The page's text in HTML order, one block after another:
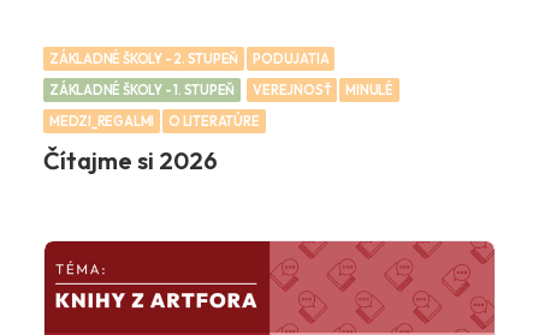
ZÁKLADNÉ ŠKOLY - 2. STUPEŇ
PODUJATIA
ZÁKLADNÉ ŠKOLY - 1. STUPEŇ
VEREJNOSŤ
MINULÉ
MEDZI_REGALMI
O LITERATÚRE
Čítajme si 2026